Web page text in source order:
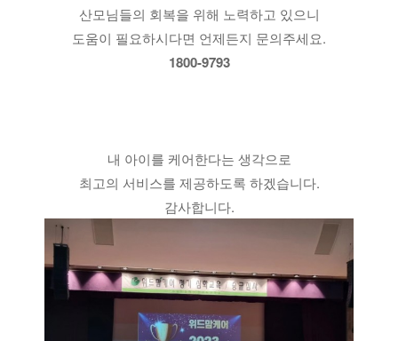
산모님들의 회복을 위해 노력하고 있으니
도움이 필요하시다면 언제든지 문의주세요.
1800-9793
내 아이를 케어한다는 생각으로
최고의 서비스를 제공하도록 하겠습니다.
감사합니다.